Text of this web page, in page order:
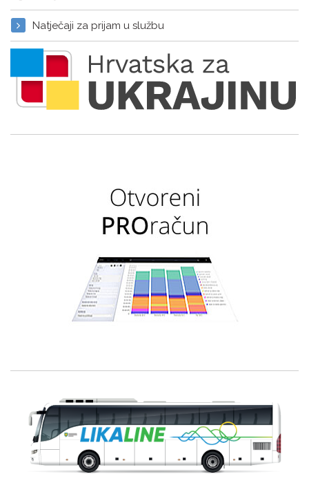
Natječaji za prijam u službu